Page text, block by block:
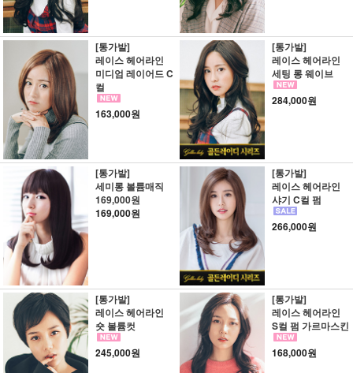
[통가발]
레이스 헤어라인
미디엄 레이어드 C
컬
163,000원
[통가발]
레이스 헤어라인
세팅 롱 웨이브
284,000원
[통가발]
세미롱 볼륨매직
169,000원
169,000원
[통가발]
레이스 헤어라인
샤기 C컬 펌
266,000원
[통가발]
레이스 헤어라인
숏 볼륨컷
245,000원
[통가발]
레이스 헤어라인
S컬 펌 가르마스킨
168,000원